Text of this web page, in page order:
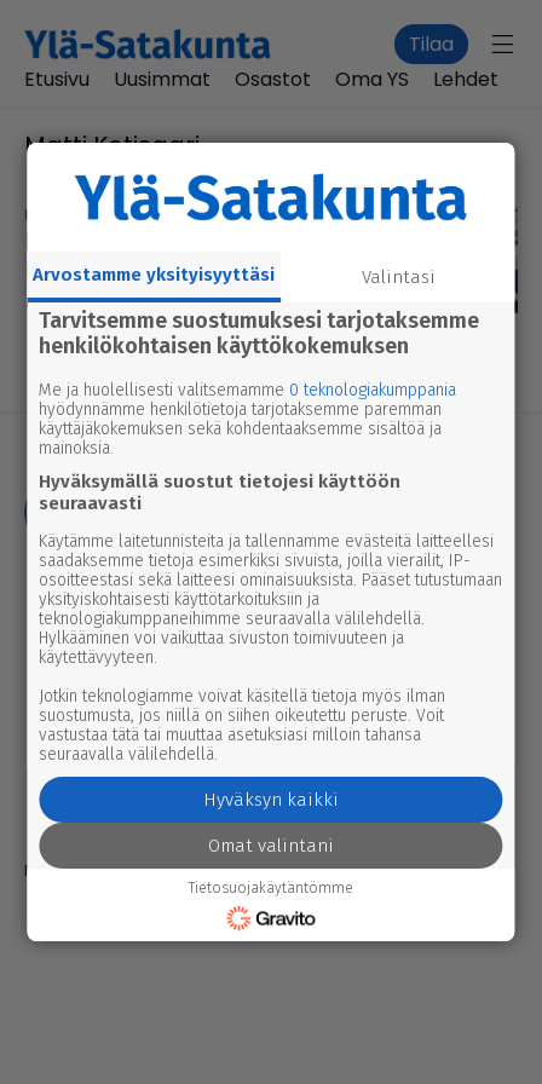
Tilaa
Etusivu
Uusimmat Osastot Oma YS Lehdet
Matti Kotisaari
uutinen 14.5.2026 9.00
Parkanon keskustan tun­tu­
massa – lukija tallensi videolle
Yhteystiedot
Mediatiedot
Tilaus- ja toimitusehdot
Tietosuojaseloste
Avoimuusilmoitukset
Evästeiden hallinta
Powered by Anygraaf
Arvostamme yksityisyyttäsi Valintasi
Tarvitsemme suostumuksesi tarjotaksemme
henkilökohtaisen käyttökokemuksen
Me ja huolellisesti valitsemamme 0 teknologiakumppania
hyödynnämme henkilötietoja tarjotaksemme paremman
käyttäjäkokemuksen sekä kohdentaaksemme sisältöä ja
mainoksia.
Hyväksymällä suostut tietojesi käyttöön
seuraavasti
Käytämme laitetunnisteita ja tallennamme evästeitä laitteellesi
saadaksemme tietoja esimerkiksi sivuista, joilla vierailit, IP-
osoitteestasi sekä laitteesi ominaisuuksista. Pääset tutustumaan
yksityiskohtaisesti käyttötarkoituksiin ja
teknologiakumppaneihimme seuraavalla välilehdellä.
Hylkääminen voi vaikuttaa sivuston toimivuuteen ja
käytettävyyteen.
Jotkin teknologiamme voivat käsitellä tietoja myös ilman
suostumusta, jos niillä on siihen oikeutettu peruste. Voit
vastustaa tätä tai muuttaa asetuksiasi milloin tahansa
seuraavalla välilehdellä.
Hyväksyn kaikki
Omat valintani
Tietosuojakäytäntömme